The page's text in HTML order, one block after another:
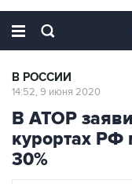
В РОССИИ
14:52, 9 июня 2020
В АТОР
курортах РФ
30%